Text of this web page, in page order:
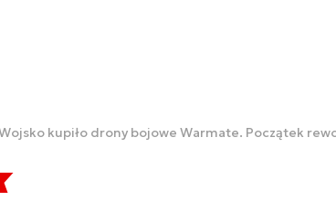
kupiło drony bojowe Warmate. Początek